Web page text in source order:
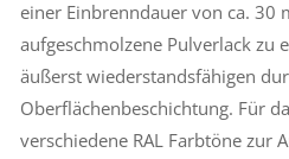
einer Einbrenndauer von ca. 30
aufgeschmolzene Pulverlack zu
äußerst wiederstandsfähigen
Oberflächenbeschichtung. Für
verschiedene RAL Farbtöne zur